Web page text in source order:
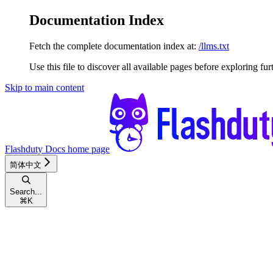
Documentation Index
Fetch the complete documentation index at: /llms.txt
Use this file to discover all available pages before exploring
Skip to main content
Flashduty Docs home page
简体中文
Search...
⌘ K